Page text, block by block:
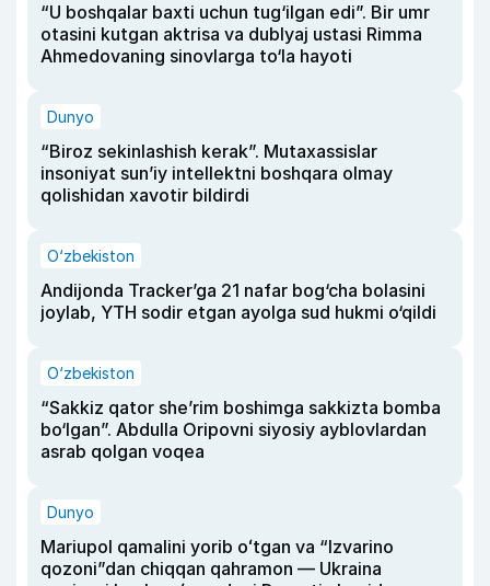
“U boshqalar baxti uchun tug‘ilgan edi”. Bir umr
otasini kutgan aktrisa va dublyaj ustasi Rimma
Ahmedovaning sinovlarga to‘la hayoti
Dunyo
“Biroz sekinlashish kerak”. Mutaxassislar
insoniyat sun’iy intellektni boshqara olmay
qolishidan xavotir bildirdi
O‘zbekiston
Andijonda Tracker’ga 21 nafar bog‘cha bolasini
joylab, YTH sodir etgan ayolga sud hukmi o‘qildi
O‘zbekiston
“Sakkiz qator she’rim boshimga sakkizta bomba
bo‘lgan”. Abdulla Oripovni siyosiy ayblovlardan
asrab qolgan voqea
Dunyo
Mariupol qamalini yorib oʻtgan va “Izvarino
qozoni”dan chiqqan qahramon — Ukraina